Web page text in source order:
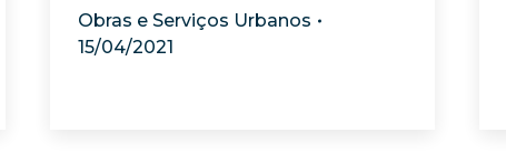
Obras e Serviços Urbanos
15/04/2021